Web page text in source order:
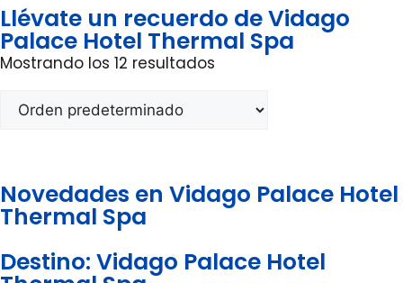
Llévate un recuerdo de Vidago
Palace Hotel Thermal Spa
Mostrando los 12 resultados
Novedades en Vidago Palace Hotel
Thermal Spa
Destino: Vidago Palace Hotel